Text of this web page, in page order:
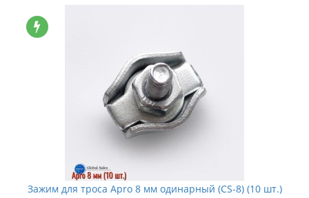
Зажим для троса Apro 8 мм одинарный (CS-8) (10 шт.)